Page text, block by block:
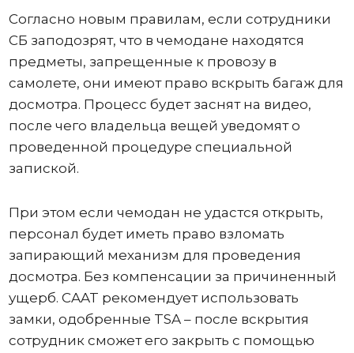
Согласно новым правилам, если сотрудники
СБ заподозрят, что в чемодане ​​находятся
предметы, запрещенные к провозу в
самолете, они имеют право вскрыть багаж для
досмотра. Процесс будет заснят на видео,
после чего владельца вещей уведомят о
проведенной процедуре специальной
запиской.
При этом если чемодан не удастся открыть,
персонал будет иметь право взломать
запирающий механизм для проведения
досмотра. Без компенсации за причиненный
ущерб. CAAT рекомендует использовать
замки, одобренные TSA – после вскрытия
сотрудник сможет его закрыть с помощью